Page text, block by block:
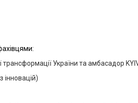
трансформації України та амбасадор
інновацій)